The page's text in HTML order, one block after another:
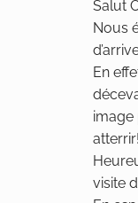
Salut
Nous
En
image
atterrir!
visite